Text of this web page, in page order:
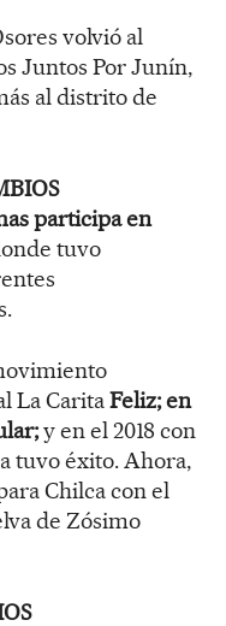
volvió al
Juntos Por Junín,
al distrito de
participa en
tuvo
La CaritaFeliz; en
y en el 2018 con
tuvo éxito. Ahora,
Chilca con el
de Zósimo